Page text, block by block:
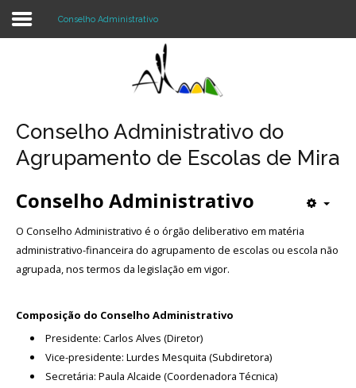
Register
Alunos e Pais
Oferta
Notícias
Projetos
Contactos
Avaliação
Conselho Administrativo
Conselho Administrativo do
Agrupamento de Escolas de Mira
Conselho Administrativo
O Conselho Administrativo é o órgão deliberativo em matéria
administrativo-financeira do agrupamento de escolas ou escola não
agrupada, nos termos da legislação em vigor.
Composição do Conselho Administrativo
Presidente: Carlos Alves (Diretor)
Vice-presidente: Lurdes Mesquita (Subdiretora)
Secretária: Paula Alcaide (Coordenadora Técnica)